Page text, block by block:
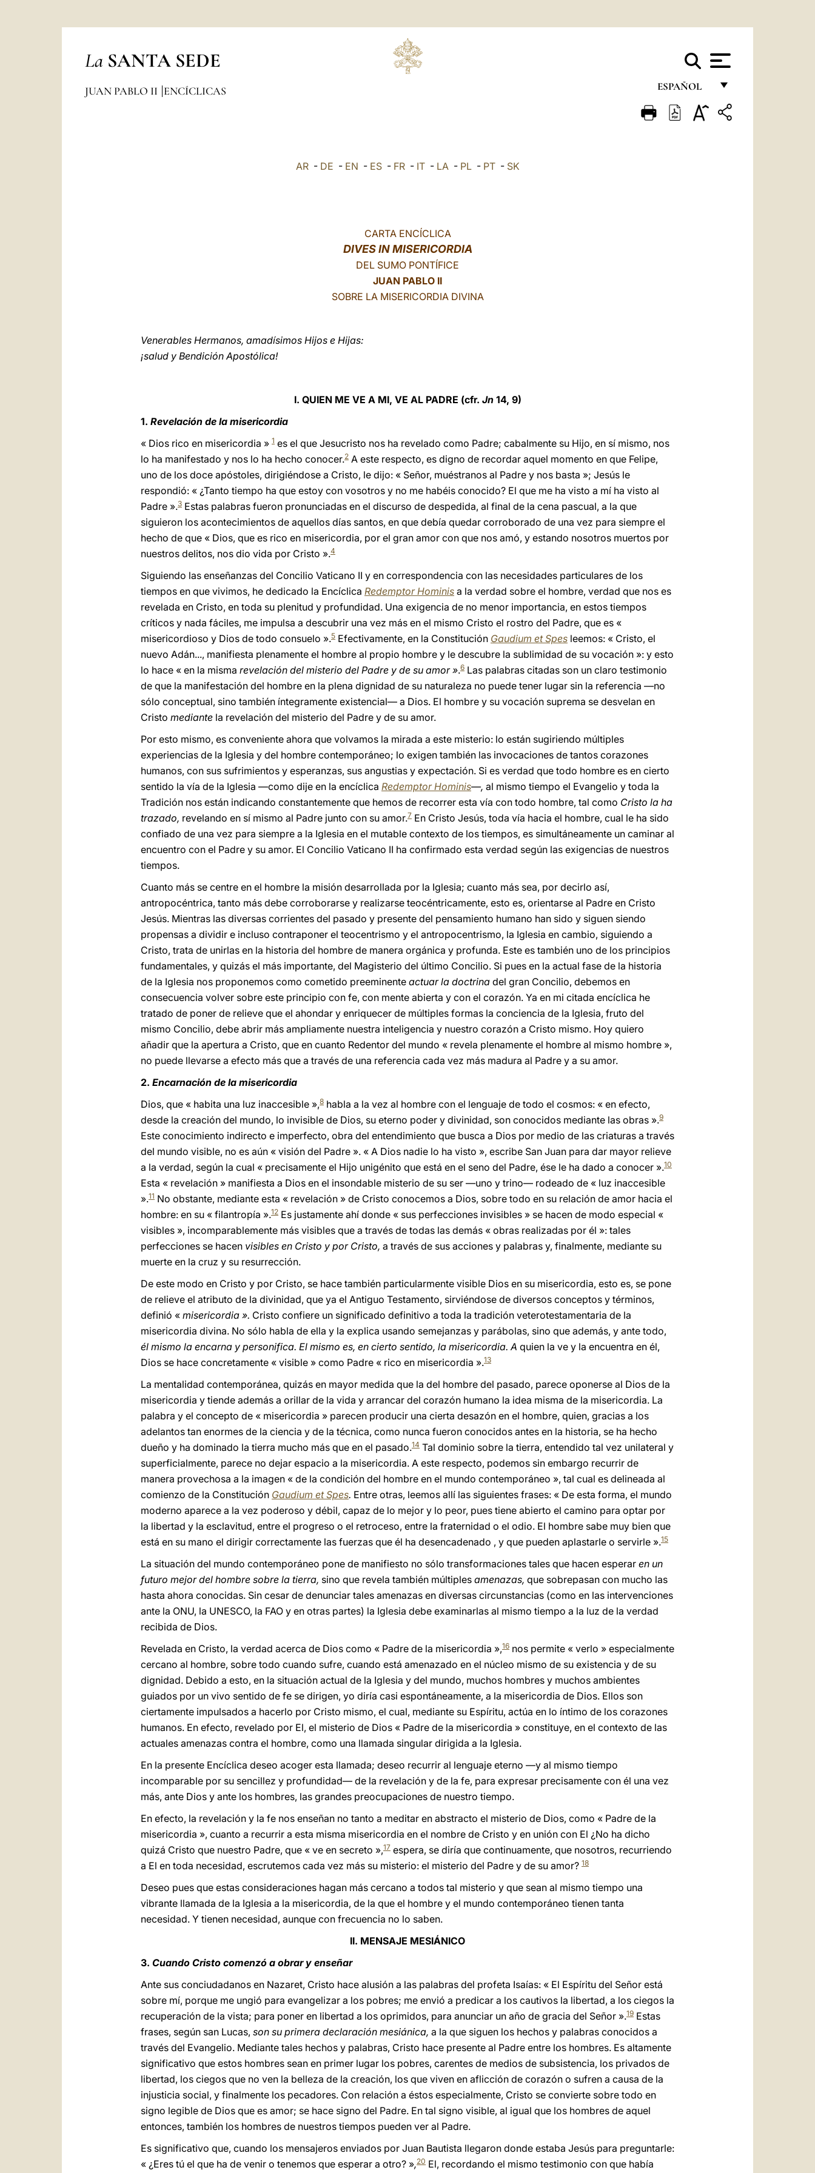
La SANTA SEDE
ESPAÑOL
FRANÇAIS
JUAN PABLO II ENCÍCLICAS
AR- DE - EN - ES- FR- IT- LA- PL- PT- SK
CARTA ENCÍCLICA
DIVES IN MISERICORDIA
DEL SUMO PONTÍFICE
JUAN PABLO II
SOBRE LA MISERICORDIA DIVINA
Venerables Hermanos, amadísimos Hijos e Hijas:
¡salud y Bendición Apostólica!
I. QUIEN ME VE A MI, VE AL PADRE (cfr. Jn14, 9)
1. Revelación de la misericordia
« Dios rico en misericordia » 1 es el que Jesucristo nos ha revelado como Padre; cabalmente su Hijo, en sí mismo, nos
lo ha manifestado y nos lo ha hecho conocer.2 A este respecto, es digno de recordar aquel momento en que Felipe,
uno de los doce apóstoles, dirigiéndose a Cristo, le dijo: « Señor, muéstranos al Padre y nos basta »; Jesús le
respondió: « ¿Tanto tiempo ha que estoy con vosotros y no me habéis conocido? El que me ha visto a mí ha visto al
Padre ».3 Estas palabras fueron pronunciadas en el discurso de despedida, al final de la cena pascual, a la que
siguieron los acontecimientos de aquellos días santos, en que debía quedar corroborado de una vez para siempre el
hecho de que « Dios, que es rico en misericordia, por el gran amor con que nos amó, y estando nosotros muertos por
nuestros delitos, nos dio vida por Cristo ».4
Siguiendo las enseñanzas del Concilio Vaticano II y en correspondencia con las necesidades particulares de los
tiempos en que vivimos, he dedicado la Encíclica Redemptor Hominis a la verdad sobre el hombre, verdad que nos es
revelada en Cristo, en toda su plenitud y profundidad. Una exigencia de no menor importancia, en estos tiempos
críticos y nada fáciles, me impulsa a descubrir una vez más en el mismo Cristo el rostro del Padre, que es «
misericordioso y Dios de todo consuelo ».5 Efectivamente, en la Constitución Gaudium et Spes leemos: « Cristo, el
nuevo Adán..., manifiesta plenamente el hombre al propio hombre y le descubre la sublimidad de su vocación »: y esto
lo hace « en la misma revelación del misterio del Padre y de su amor ».6 Las palabras citadas son un claro testimonio
de que la manifestación del hombre en la plena dignidad de su naturaleza no puede tener lugar sin la referencia —no
sólo conceptual, sino también íntegramente existencial— a Dios. El hombre y su vocación suprema se desvelan en
Cristo mediante la revelación del misterio del Padre y de su amor.
Por esto mismo, es conveniente ahora que volvamos la mirada a este misterio: lo están sugiriendo múltiples
experiencias de la Iglesia y del hombre contemporáneo; lo exigen también las invocaciones de tantos corazones
humanos, con sus sufrimientos y esperanzas, sus angustias y expectación. Si es verdad que todo hombre es en cierto
sentido la vía de la Iglesia —como dije en la encíclica Redemptor Hominis—, al mismo tiempo el Evangelio y toda la
Tradición nos están indicando constantemente que hemos de recorrer esta vía con todo hombre, tal como Cristo la ha
trazado, revelando en sí mismo al Padre junto con su amor.7 En Cristo Jesús, toda vía hacia el hombre, cual le ha sido
confiado de una vez para siempre a la Iglesia en el mutable contexto de los tiempos, es simultáneamente un caminar al
encuentro con el Padre y su amor. El Concilio Vaticano II ha confirmado esta verdad según las exigencias de nuestros
tiempos.
Cuanto más se centre en el hombre la misión desarrollada por la Iglesia; cuanto más sea, por decirlo así,
antropocéntrica, tanto más debe corroborarse y realizarse teocéntricamente, esto es, orientarse al Padre en Cristo
Jesús. Mientras las diversas corrientes del pasado y presente del pensamiento humano han sido y siguen siendo
propensas a dividir e incluso contraponer el teocentrismo y el antropocentrismo, la Iglesia en cambio, siguiendo a
Cristo, trata de unirlas en la historia del hombre de manera orgánica y profunda. Este es también uno de los principios
fundamentales, y quizás el más importante, del Magisterio del último Concilio. Si pues en la actual fase de la historia
de la Iglesia nos proponemos como cometido preeminente actuar la doctrina del gran Concilio, debemos en
consecuencia volver sobre este principio con fe, con mente abierta y con el corazón. Ya en mi citada encíclica he
tratado de poner de relieve que el ahondar y enriquecer de múltiples formas la conciencia de la Iglesia, fruto del
mismo Concilio, debe abrir más ampliamente nuestra inteligencia y nuestro corazón a Cristo mismo. Hoy quiero
añadir que la apertura a Cristo, que en cuanto Redentor del mundo « revela plenamente el hombre al mismo hombre »,
no puede llevarse a efecto más que a través de una referencia cada vez más madura al Padre y a su amor.
2. Encarnación de la misericordia
Dios, que « habita una luz inaccesible »,8 habla a la vez al hombre con el lenguaje de todo el cosmos: « en efecto,
desde la creación del mundo, lo invisible de Dios, su eterno poder y divinidad, son conocidos mediante las obras ».9
Este conocimiento indirecto e imperfecto, obra del entendimiento que busca a Dios por medio de las criaturas a través
del mundo visible, no es aún « visión del Padre ». « A Dios nadie lo ha visto », escribe San Juan para dar mayor relieve
a la verdad, según la cual « precisamente el Hijo unigénito que está en el seno del Padre, ése le ha dado a conocer ».10
Esta « revelación » manifiesta a Dios en el insondable misterio de su ser —uno y trino— rodeado de « luz inaccesible
».11 No obstante, mediante esta « revelación » de Cristo conocemos a Dios, sobre todo en su relación de amor hacia el
hombre: en su « filantropía ».12 Es justamente ahí donde « sus perfecciones invisibles » se hacen de modo especial «
visibles », incomparablemente más visibles que a través de todas las demás « obras realizadas por él »: tales
perfecciones se hacen visibles en Cristo y por Cristo, a través de sus acciones y palabras y, finalmente, mediante su
muerte en la cruz y su resurrección.
De este modo en Cristo y por Cristo, se hace también particularmente visible Dios en su misericordia, esto es, se pone
de relieve el atributo de la divinidad, que ya el Antiguo Testamento, sirviéndose de diversos conceptos y términos,
definió « misericordia ». Cristo confiere un significado definitivo a toda la tradición veterotestamentaria de la
misericordia divina. No sólo habla de ella y la explica usando semejanzas y parábolas, sino que además, y ante todo,
él mismo la encarna y personifica. El mismo es, en cierto sentido, la misericordia. A quien la ve y la encuentra en él,
Dios se hace concretamente « visible » como Padre « rico en misericordia ».13
La mentalidad contemporánea, quizás en mayor medida que la del hombre del pasado, parece oponerse al Dios de la
misericordia y tiende además a orillar de la vida y arrancar del corazón humano la idea misma de la misericordia. La
palabra y el concepto de « misericordia » parecen producir una cierta desazón en el hombre, quien, gracias a los
adelantos tan enormes de la ciencia y de la técnica, como nunca fueron conocidos antes en la historia, se ha hecho
dueño y ha dominado la tierra mucho más que en el pasado.14 Tal dominio sobre la tierra, entendido tal vez unilateral y
superficialmente, parece no dejar espacio a la misericordia. A este respecto, podemos sin embargo recurrir de
manera provechosa a la imagen « de la condición del hombre en el mundo contemporáneo », tal cual es delineada al
comienzo de la Constitución Gaudium et Spes. Entre otras, leemos allí las siguientes frases: « De esta forma, el mundo
moderno aparece a la vez poderoso y débil, capaz de lo mejor y lo peor, pues tiene abierto el camino para optar por
la libertad y la esclavitud, entre el progreso o el retroceso, entre la fraternidad o el odio. El hombre sabe muy bien que
está en su mano el dirigir correctamente las fuerzas que él ha desencadenado , y que pueden aplastarle o servirle ».15
La situación del mundo contemporáneo pone de manifiesto no sólo transformaciones tales que hacen esperar en un
futuro mejor del hombre sobre la tierra, sino que revela también múltiples amenazas, que sobrepasan con mucho las
hasta ahora conocidas. Sin cesar de denunciar tales amenazas en diversas circunstancias (como en las intervenciones
ante la ONU, la UNESCO, la FAO y en otras partes) la Iglesia debe examinarlas al mismo tiempo a la luz de la verdad
recibida de Dios.
Revelada en Cristo, la verdad acerca de Dios como « Padre de la misericordia »,16 nos permite « verlo » especialmente
cercano al hombre, sobre todo cuando sufre, cuando está amenazado en el núcleo mismo de su existencia y de su
dignidad. Debido a esto, en la situación actual de la Iglesia y del mundo, muchos hombres y muchos ambientes
guiados por un vivo sentido de fe se dirigen, yo diría casi espontáneamente, a la misericordia de Dios. Ellos son
ciertamente impulsados a hacerlo por Cristo mismo, el cual, mediante su Espíritu, actúa en lo íntimo de los corazones
humanos. En efecto, revelado por El, el misterio de Dios « Padre de la misericordia » constituye, en el contexto de las
actuales amenazas contra el hombre, como una llamada singular dirigida a la Iglesia.
En la presente Encíclica deseo acoger esta llamada; deseo recurrir al lenguaje eterno —y al mismo tiempo
incomparable por su sencillez y profundidad— de la revelación y de la fe, para expresar precisamente con él una vez
más, ante Dios y ante los hombres, las grandes preocupaciones de nuestro tiempo.
En efecto, la revelación y la fe nos enseñan no tanto a meditar en abstracto el misterio de Dios, como « Padre de la
misericordia », cuanto a recurrir a esta misma misericordia en el nombre de Cristo y en unión con El ¿No ha dicho
quizá Cristo que nuestro Padre, que « ve en secreto »,17 espera, se diría que continuamente, que nosotros, recurriendo
a El en toda necesidad, escrutemos cada vez más su misterio: el misterio del Padre y de su amor? 18
Deseo pues que estas consideraciones hagan más cercano a todos tal misterio y que sean al mismo tiempo una
vibrante llamada de la Iglesia a la misericordia, de la que el hombre y el mundo contemporáneo tienen tanta
necesidad. Y tienen necesidad, aunque con frecuencia no lo saben.
II. MENSAJE MESIÁNICO
3. Cuando Cristo comenzó a obrar y enseñar
Ante sus conciudadanos en Nazaret, Cristo hace alusión a las palabras del profeta Isaías: « El Espíritu del Señor está
sobre mí, porque me ungió para evangelizar a los pobres; me envió a predicar a los cautivos la libertad, a los ciegos la
recuperación de la vista; para poner en libertad a los oprimidos, para anunciar un año de gracia del Señor ».19 Estas
frases, según san Lucas, son su primera declaración mesiánica, a la que siguen los hechos y palabras conocidos a
través del Evangelio. Mediante tales hechos y palabras, Cristo hace presente al Padre entre los hombres. Es altamente
significativo que estos hombres sean en primer lugar los pobres, carentes de medios de subsistencia, los privados de
libertad, los ciegos que no ven la belleza de la creación, los que viven en aflicción de corazón o sufren a causa de la
injusticia social, y finalmente los pecadores. Con relación a éstos especialmente, Cristo se convierte sobre todo en
signo legible de Dios que es amor; se hace signo del Padre. En tal signo visible, al igual que los hombres de aquel
entonces, también los hombres de nuestros tiempos pueden ver al Padre.
Es significativo que, cuando los mensajeros enviados por Juan Bautista llegaron donde estaba Jesús para preguntarle:
« ¿Eres tú el que ha de venir o tenemos que esperar a otro? »,20 El, recordando el mismo testimonio con que había